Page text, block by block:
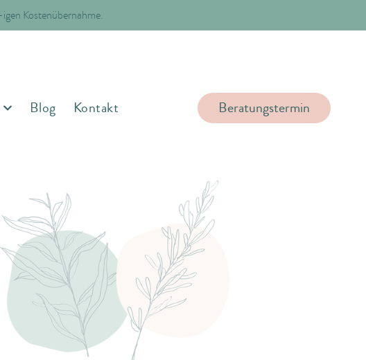
Kostenübernahme.
Blog Kontakt Beratungstermin